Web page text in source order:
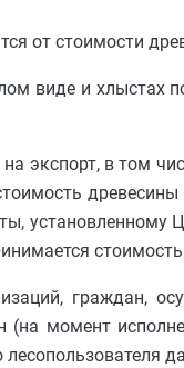
от стоимости
виде и хлыстах
экспорт, в том
граждан,
(на момент